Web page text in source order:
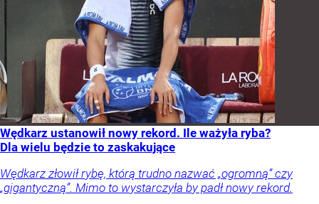
Wędkarz ustanowił nowy rekord. Ile ważyła ryba?
Dla wielu będzie to zaskakujące
Wędkarz złowił rybę, którą trudno nazwać „ogromną” czy
„gigantyczną”. Mimo to wystarczyła by padł nowy rekord.